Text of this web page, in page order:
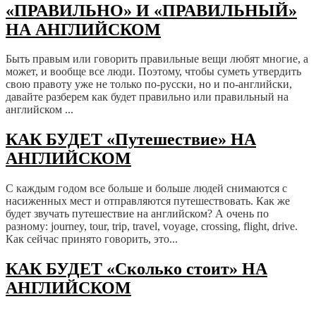
«ПРАВИЛЬНО» И «ПРАВИЛЬНЫЙ»
НА АНГЛИЙСКОМ
Быть правым или говорить правильные вещи любят многие, а
может, и вообще все люди. Поэтому, чтобы суметь утвердить
свою правоту уже не только по-русски, но и по-английски,
давайте разберем как будет правильно или правильный на
английском ...
КАК БУДЕТ «Путешествие» НА
АНГЛИЙСКОМ
С каждым годом все больше и больше людей снимаются с
насиженных мест и отправляются путешествовать. Как же
будет звучать путешествие на английском? А очень по
разному: journey, tour, trip, travel, voyage, crossing, flight, drive.
Как сейчас принято говорить, это...
КАК БУДЕТ «Сколько стоит» НА
АНГЛИЙСКОМ